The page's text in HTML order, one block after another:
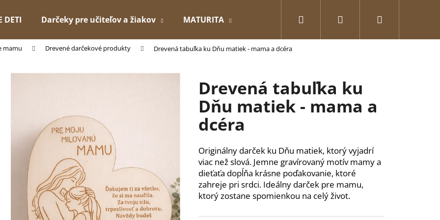
DETI Darčeky pre učiteľov a žiakov MATURITA GRAVÍROVANÉ Pre zamilovaných
Prihlásenie
mamu Drevené darčekové produkty Drevená tabuľka ku Dňu matiek - mama a dcéra
Drevená tabuľka ku
Dňu matiek - mama a
dcéra
Originálny darček ku Dňu matiek, ktorý vyjadrí
viac než slová. Jemne gravírovaný motív mamy a
dieťaťa dopĺňa krásne poďakovanie, ktoré
zahreje pri srdci. Ideálny darček pre mamu,
ktorý zostane spomienkou na celý život.
Čo potrebujete nájsť?
Odporúčame
Nasledujúce